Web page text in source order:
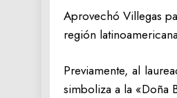
Aprovechó Villegas
región
Previamente, al
simboliza a la «Doña